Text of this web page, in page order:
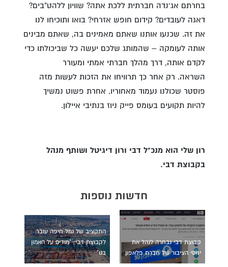
בחרתם אג'נדה חברתית ללכת אתה? שוויון ללהט"בים?
דאגה לעובדים? קידום חופש אזרחי? בואו ותוכיחו לנו
את זה. שכנעו אותנו שאתם מאמינים בה, שאתם מבינים
אותה לעומקה – שהמותג שלכם יעשה כל שביכולתו כדי
לקדם אותה, דרך מהלך חברתי אמתי ומעורר
השראה. רק אחר כך תרוויחו את הזכות לעשות מזה
פוסטר שכולנו נעמוד מאחוריו. אחרת פשוט נמשיך
להיות תקועים בעומס פייק ניוז בנתיבי איילון.
רון שלי הוא מנכ"ל דבי ורון דיגיטל ושותף מנהל
בקבוצת דבי.
חדשות נוספות
קבוצת דבי נבחרה לנהל את
יחסי הציבור של חברת פלאפון
התקציב של נמל חיפה עובר
לקבוצת דבי: "מודים על האמון
בנו"